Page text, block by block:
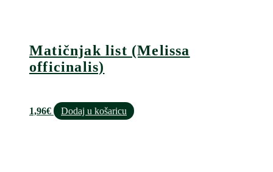
Matičnjak list (Melissa
officinalis)
1,96€ Dodaj u košaricu